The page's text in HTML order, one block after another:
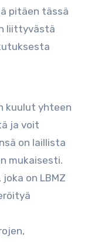
pitäen tässä
liittyvästä
kuulut yhteen
ja voit
on laillista
mukaisesti.
on LBMZ